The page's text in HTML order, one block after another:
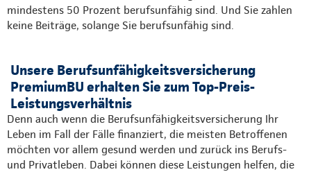
mindestens 50 Prozent berufsunfähig sind. Und Sie zahlen
keine Beiträge, solange Sie berufsunfähig sind.
Unsere Berufsunfähigkeitsversicherung
PremiumBU erhalten Sie zum Top-Preis-
Leistungsverhältnis
Denn auch wenn die Berufsunfähigkeitsversicherung Ihr
Leben im Fall der Fälle finanziert, die meisten Betroffenen
möchten vor allem gesund werden und zurück ins Berufs-
und Privatleben. Dabei können diese Leistungen helfen, die